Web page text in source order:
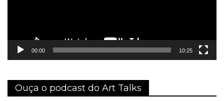
00:00 10:25
Ouça o podcast do Art Talks